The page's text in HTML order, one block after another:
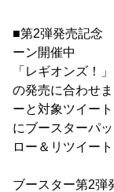
■第2弾発売記念
ーン開催中
「レギオンズ！
の発売に合わせ
ーと対象ツイー
にブースターパ
ロー＆リツイー
ブースター第2